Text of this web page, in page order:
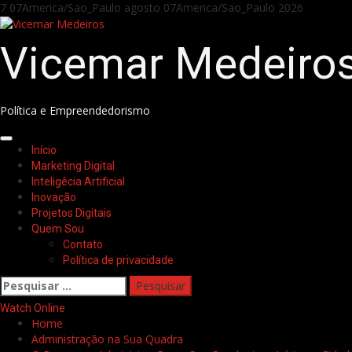
Skip
to
7 07America/Sao_Paulo agosto 07America/Sao_Paulo 2026
Vicemar
Política e Empreendedorismo
Primary
Menu
Início
Marketing Digital
Inteligêcia Artificial
Inovação
Projetos Digitais
Quem Sou
Contato
Política de privacidade
Pesquisar
por:
Watch Online
Home
Administração na Sua Quadra